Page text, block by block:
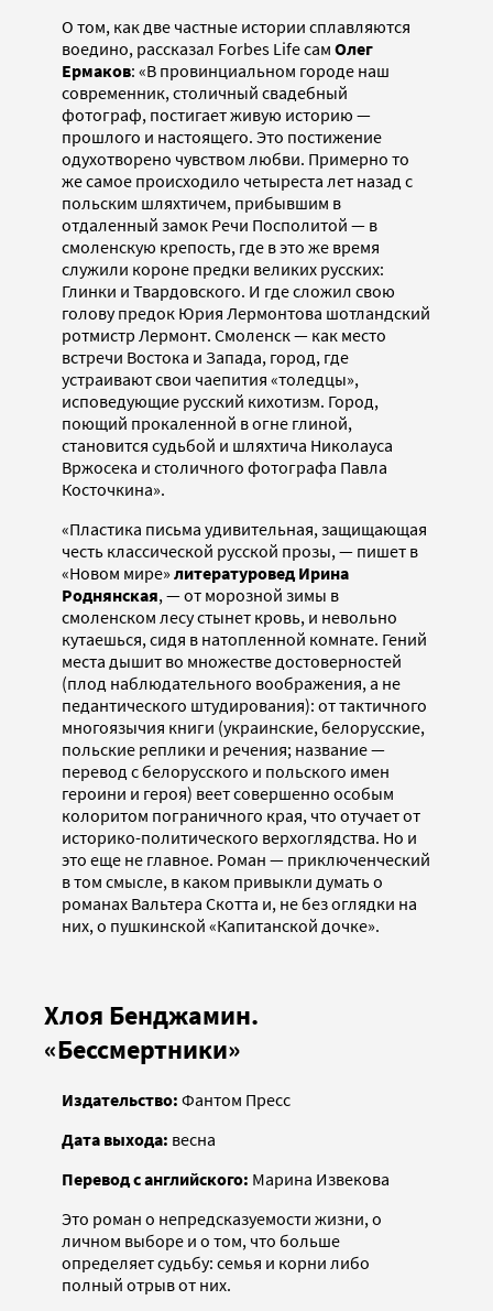
О том, как две частные истории сплавляются
воедино, рассказал Forbes Life сам Олег
Ермаков: «В провинциальном городе наш
современник, столичный свадебный
фотограф, постигает живую историю —
прошлого и настоящего. Это постижение
одухотворено чувством любви. Примерно то
же самое происходило четыреста лет назад с
польским шляхтичем, прибывшим в
отдаленный замок Речи Посполитой — в
смоленскую крепость, где в это же время
служили короне предки великих русских:
Глинки и Твардовского. И где сложил свою
голову предок Юрия Лермонтова шотландский
ротмистр Лермонт. Смоленск — как место
встречи Востока и Запада, город, где
устраивают свои чаепития «толедцы»,
исповедующие русский кихотизм. Город,
поющий прокаленной в огне глиной,
становится судьбой и шляхтича Николауса
Вржосека и столичного фотографа Павла
Косточкина».
«Пластика письма удивительная, защищающая
честь классической русской прозы, — пишет в
«Новом мире» литературовед Ирина
Роднянская, — от морозной зимы в
смоленском лесу стынет кровь, и невольно
кутаешься, сидя в натопленной комнате. Гений
места дышит во множестве достоверностей
(плод наблюдательного воображения, а не
педантического штудирования): от тактичного
многоязычия книги (украинские, белорусские,
польские реплики и речения; название —
перевод с белорусского и польского имен
героини и героя) веет совершенно особым
колоритом пограничного края, что отучает от
историко-политического верхоглядства. Но и
это еще не главное. Роман — приключенческий
в том смысле, в каком привыкли думать о
романах Вальтера Скотта и, не без оглядки на
них, о пушкинской «Капитанской дочке».
Хлоя Бенджамин.
«Бессмертники»
Издательство: Фантом Пресс
Дата выхода: весна
Перевод с английского: Марина Извекова
Это роман о непредсказуемости жизни, о
личном выборе и о том, что больше
определяет судьбу: семья и корни либо
полный отрыв от них.